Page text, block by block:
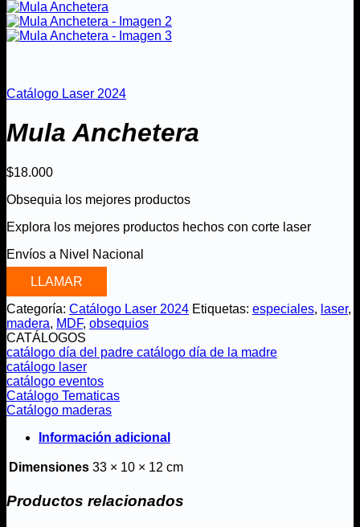
Catálogo Laser 2024
Mula Anchetera
$18.000
Obsequia los mejores productos
Explora los mejores productos hechos con corte laser
Envíos a Nivel Nacional
LLAMAR
Categoría: Catálogo Laser 2024 Etiquetas: especiales, laser,
madera, MDF, obsequios
CATÁLOGOS
catálogo día del padre catálogo día de la madre
catálogo laser
catálogo eventos
Catálogo Tematicas
Catálogo maderas
Información adicional
Dimensiones 33 × 10 × 12 cm
Productos relacionados